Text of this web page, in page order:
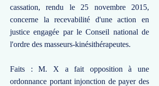
cassation, rendu le 25 novembre 2015,
concerne la recevabilité d'une action en
justice engagée par le Conseil national de
l'ordre des masseurs-kinésithérapeutes.
Faits : M. X a fait opposition à une
ordonnance portant injonction de payer des